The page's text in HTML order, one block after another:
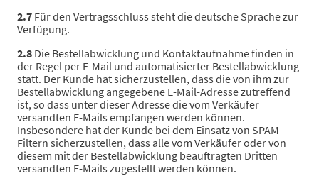
2.7 Für den Vertragsschluss steht die deutsche Sprache zur
Verfügung.
2.8 Die Bestellabwicklung und Kontaktaufnahme finden in
der Regel per E-Mail und automatisierter Bestellabwicklung
statt. Der Kunde hat sicherzustellen, dass die von ihm zur
Bestellabwicklung angegebene E-Mail-Adresse zutreffend
ist, so dass unter dieser Adresse die vom Verkäufer
versandten E-Mails empfangen werden können.
Insbesondere hat der Kunde bei dem Einsatz von SPAM-
Filtern sicherzustellen, dass alle vom Verkäufer oder von
diesem mit der Bestellabwicklung beauftragten Dritten
versandten E-Mails zugestellt werden können.